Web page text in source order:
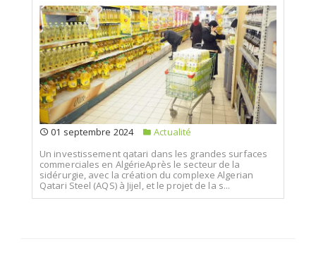
01 septembre 2024
Actualité
Un investissement qatari dans les grandes surfaces
commerciales en AlgérieAprès le secteur de la
sidérurgie, avec la création du complexe Algerian
Qatari Steel (AQS) à Jijel, et le projet de la s...